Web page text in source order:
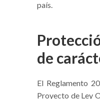
país.
de
El Reglamento
Proyecto de Ley